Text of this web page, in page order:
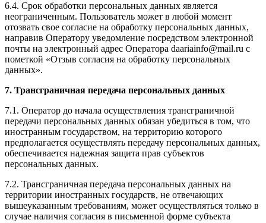
6.4. Срок обработки персональных данных является
неограниченным. Пользователь может в любой момент
отозвать свое согласие на обработку персональных данных,
направив Оператору уведомление посредством электронной
почты на электронный адрес Оператора daariainfo@mail.ru с
пометкой «Отзыв согласия на обработку персональных
данных».
7. Трансграничная передача персональных данных
7.1. Оператор до начала осуществления трансграничной
передачи персональных данных обязан убедиться в том, что
иностранным государством, на территорию которого
предполагается осуществлять передачу персональных данных,
обеспечивается надежная защита прав субъектов
персональных данных.
7.2. Трансграничная передача персональных данных на
территории иностранных государств, не отвечающих
вышеуказанным требованиям, может осуществляться только в
случае наличия согласия в письменной форме субъекта